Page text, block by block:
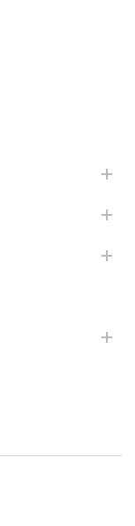
とうございま
シャツにサング
のものたちで、
たいと思える最高